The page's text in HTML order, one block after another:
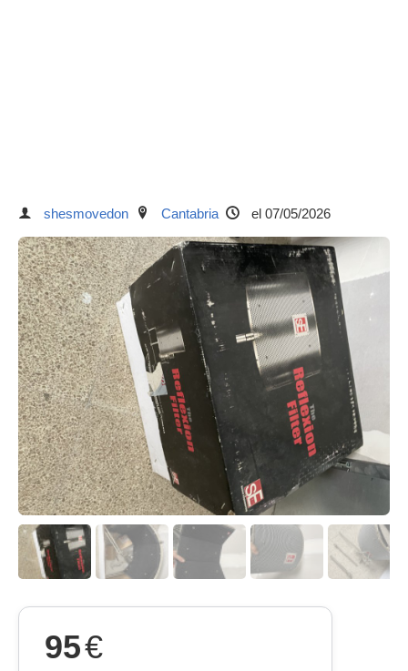
shesmovedon Cantabria el 07/05/2026
95€